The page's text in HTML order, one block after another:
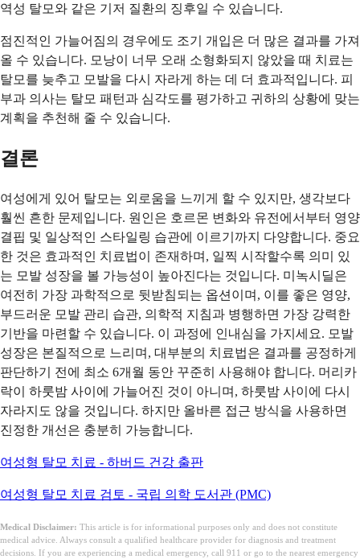
역성 탈모와 같은 기저 질환의 징후일 수 있습니다.
점진적인 가늘어짐의 경우에도 조기 개입은 더 많은 결과를 가져
올 수 있습니다. 모낭이 너무 오래 소형화되지 않았을 때 치료는
탈모를 늦추고 모발을 다시 자라게 하는 데 더 효과적입니다. 피
부과 의사는 탈모 패턴과 심각도를 평가하고 귀하의 상황에 맞는
계획을 추천해 줄 수 있습니다.
결론
여성에게 있어 탈모는 외로움을 느끼게 할 수 있지만, 생각보다
훨씬 흔한 문제입니다. 원인은 호르몬 변화와 유전에서부터 영양
결핍 및 일상적인 스타일링 습관에 이르기까지 다양합니다. 중요
한 것은 효과적인 치료법이 존재하며, 일찍 시작할수록 의미 있
는 모발 성장을 볼 가능성이 높아진다는 것입니다. 미녹시딜은
여전히 가장 과학적으로 뒷받침되는 옵션이며, 이를 좋은 영양,
부드러운 모발 관리 습관, 의학적 지침과 병행하면 가장 강력한
기반을 마련할 수 있습니다. 이 과정에 인내심을 가지세요. 모발
성장은 본질적으로 느리며, 대부분의 치료법은 결과를 공정하게
판단하기 전에 최소 6개월 동안 꾸준히 사용해야 합니다. 머리카
락이 하룻밤 사이에 가늘어진 것이 아니며, 하룻밤 사이에 다시
자라지도 않을 것입니다. 하지만 올바른 접근 방식을 사용하면
진정한 개선은 충분히 가능합니다.
여성형 탈모 치료 - 하버드 건강 출판
여성형 탈모 치료 검토 - 국립 의학 도서관 (PMC)
Medical Disclaimer: This article is for informational purposes only and does not constitute
medical advice. Always consult a qualified healthcare provider for diagnosis and treatment
decisions. If you are experiencing a medical emergency, call 911 or go to the nearest emergency